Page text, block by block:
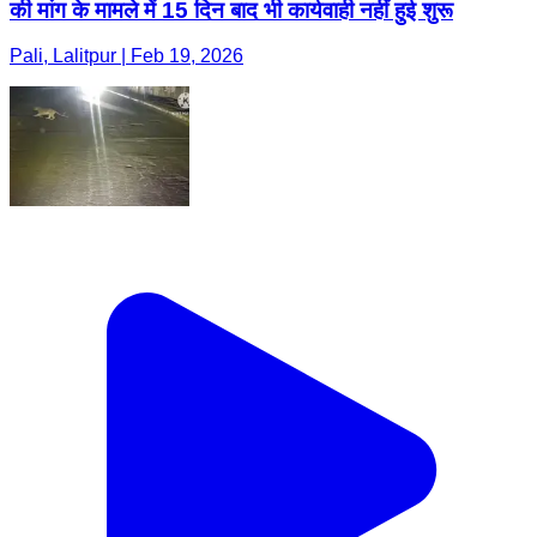
की मांग के मामले में 15 दिन बाद भी कार्यवाही नहीं हुई शुरू
Pali, Lalitpur | Feb 19, 2026